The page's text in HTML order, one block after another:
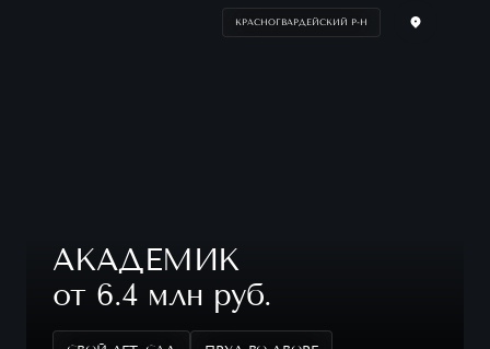
КРАСНОГВАРДЕЙСКИЙ Р-Н
АКАДЕМИК
от 6.4 млн руб.